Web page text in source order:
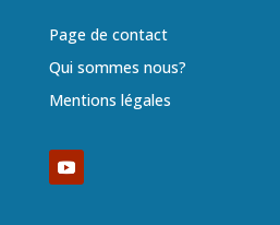
Page de contact
Qui sommes nous?
Mentions légales